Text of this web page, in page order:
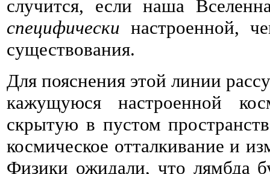
случится, если наша
специфически настроенной,
существования.
Для пояснения этой линии
кажущуюся настроенной
скрытую в пустом
космическое отталкивание и
Физики ожидали, что лямбда